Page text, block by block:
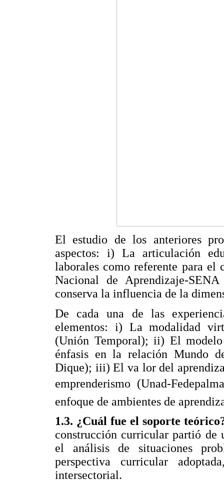
El estudio de los anteriores
aspectos: i) La articulación
laborales como referente para
Nacional de Aprendizaje-
conserva la influencia de la
De cada una de las
elementos: i) La modalidad
(Unión Temporal); ii) El
énfasis en la relación Mundo
Dique); iii) El va lor del
emprenderismo (Unad-
enfoque de ambientes de
1.3. ¿Cuál fue el soporte
construcción curricular partió de
el análisis de situaciones
perspectiva curricular
intersectorial.